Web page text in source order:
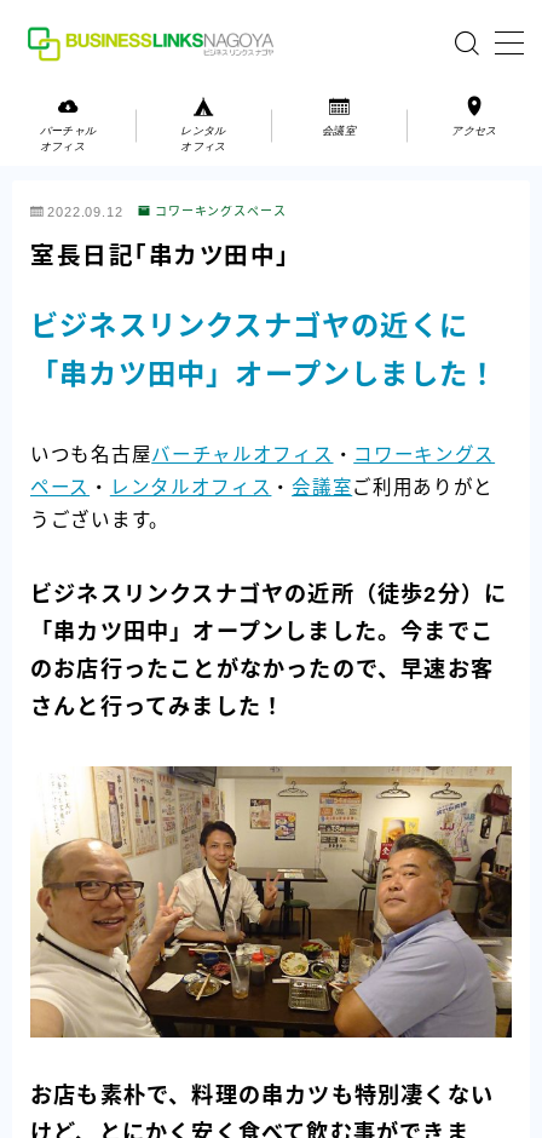
お問い合わせ
ご利用の流れ
アクセス
バーチャル
オフィス
レンタル
オフィス
会議室 アクセス
2022.09.12 コワーキングスペース
室長日記「串カツ田中」
ビジネスリンクスナゴヤの近くに
「串カツ田中」オープンしました！
いつも名古屋バーチャルオフィス ・ コワーキングス
ペース ・ レンタルオフィス ・会議室ご利用ありがと
うございます。
ビジネスリンクスナゴヤの近所（徒歩2分）に
「串カツ田中」オープンしました。今までこ
のお店行ったことがなかったので、早速お客
さんと行ってみました！
お店も素朴で、料理の串カツも特別凄くない
けど、とにかく安く食べて飲む事ができま